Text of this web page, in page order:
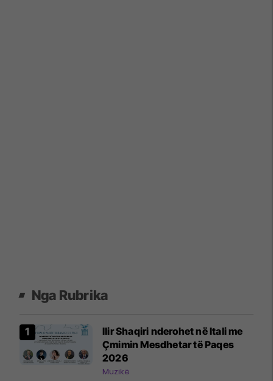
Nga Rubrika
Ilir Shaqiri nderohet në Itali me
Çmimin Mesdhetar të Paqes
2026
Muzikë